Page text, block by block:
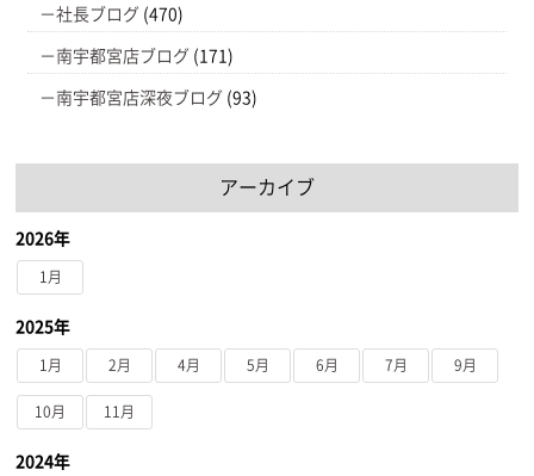
社長ブログ (470)
南宇都宮店ブログ (171)
南宇都宮店深夜ブログ (93)
アーカイブ
2026年
1月
2025年
1月 2月 4月 5月 6月 7月 9月
10月 11月
2024年